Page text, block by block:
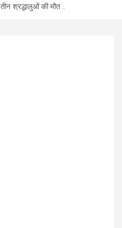
श्रद्धालुओं की मौत ..